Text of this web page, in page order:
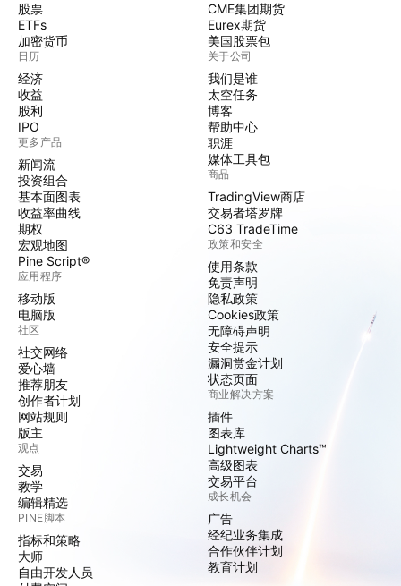
股票
ETFs
加密货币
日历
经济
收益
股利
IPO
更多产品
新闻流
投资组合
基本面图表
收益率曲线
期权
宏观地图
Pine Script®
应用程序
移动版
电脑版
社区
社交网络
爱心墙
推荐朋友
创作者计划
网站规则
版主
观点
交易
教学
编辑精选
PINE脚本
指标和策略
大师
自由开发人员
CME集团期货
Eurex期货
美国股票包
关于公司
我们是谁
太空任务
博客
帮助中心
职涯
媒体工具包
商品
TradingView商店
交易者塔罗牌
C63 TradeTime
政策和安全
使用条款
免责声明
隐私政策
Cookies政策
无障碍声明
安全提示
漏洞赏金计划
状态页面
商业解决方案
插件
图表库
Lightweight Charts™
高级图表
交易平台
成长机会
广告
经纪业务集成
合作伙伴计划
教育计划